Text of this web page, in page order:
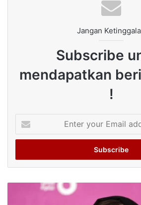
Jangan
Subscribe
mendapatkan
!
your
Email